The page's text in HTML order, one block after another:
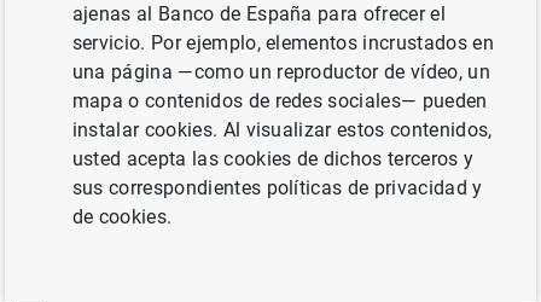
Retransmisión en directo
Información
ajenas al Banco de España para ofrecer el
servicio. Por ejemplo, elementos incrustados en
una página —como un reproductor de vídeo, un
mapa o contenidos de redes sociales— pueden
instalar cookies. Al visualizar estos contenidos,
usted acepta las cookies de dichos terceros y
sus correspondientes políticas de privacidad y
de cookies.